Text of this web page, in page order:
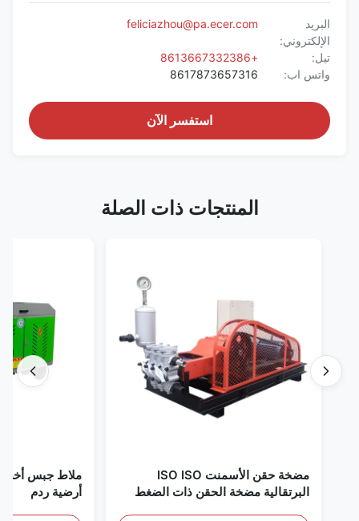
الإلكتروني:
feliciazhou@pa.ecer.com
واتس اب:
8617873657316
استفسر الآن
المنتجات ذات الصلة
مضخة حقن الأسمنت ISO ISO
البرتقالية مضخة الحقن ذات الضغط
أرضية ردم